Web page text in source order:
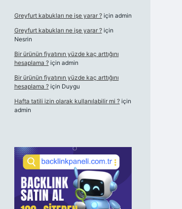
Greyfurt kabukları ne işe yarar ?için admin
Greyfurt kabukları ne işe yarar ?için
Nesrin
Bir ürünün fiyatının yüzde kaç arttığını
hesaplama ?için admin
Bir ürünün fiyatının yüzde kaç arttığını
hesaplama ?için Duygu
Hafta tatili izin olarak kullanılabilir mi ?için
admin